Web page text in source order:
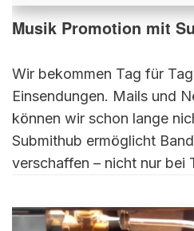
Musik Promotion mit
Wir bekommen Tag für
Einsendungen. Mails und
können wir schon lange
Submithub ermöglicht
verschaffen – nicht nur bei